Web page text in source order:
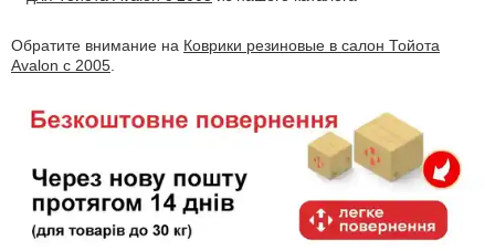
Обратите внимание на Коврики резиновые в салон Тойота
Avalon с 2005